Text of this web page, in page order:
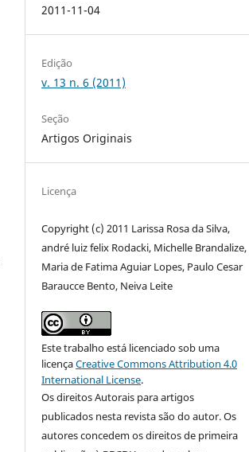
2011-11-04
Edição
v. 13 n. 6 (2011)
Seção
Artigos Originais
Licença
Copyright (c) 2011 Larissa Rosa da Silva,
andré luiz felix Rodacki, Michelle Brandalize,
Maria de Fatima Aguiar Lopes, Paulo Cesar
Baraucce Bento, Neiva Leite
Este trabalho está licenciado sob uma
licençaCreative Commons Attribution 4.0
International License.
Os direitos Autorais para artigos
publicados nesta revista são do autor. Os
autores concedem os direitos de primeira